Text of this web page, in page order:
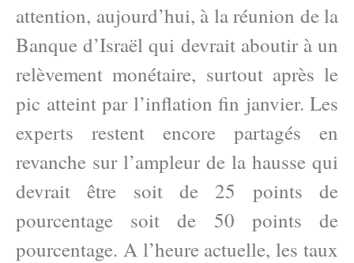
attention, aujourd’hui, à la réunion de la
Banque d’Israël qui devrait aboutir à un
relèvement monétaire, surtout après le
pic atteint par l’inflation fin janvier. Les
experts restent encore partagés en
revanche sur l’ampleur de la hausse qui
devrait être soit de 25 points de
pourcentage soit de 50 points de
pourcentage. A l’heure actuelle, les taux